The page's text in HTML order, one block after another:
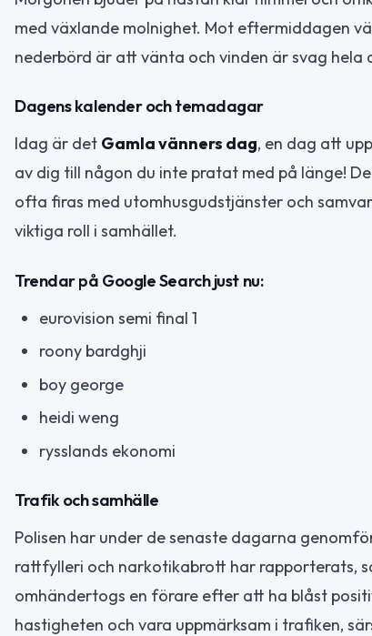
med växlande molnighet. Mot eftermiddagen
nederbörd är att vänta och vinden är svag hela
Dagens kalender och temadagar
Idag är det Gamla vänners dag, en dag att
av dig till någon du inte pratat med på länge!
ofta firas med utomhusgudstjänster och
viktiga roll i samhället.
Trendar på Google Search just nu:
eurovision semi final 1
roony bardghji
boy george
heidi weng
rysslands ekonomi
Trafik och samhälle
Polisen har under de senaste dagarna
rattfylleri och narkotikabrott har rapporterats,
omhändertogs en förare efter att ha blåst
hastigheten och vara uppmärksam i trafiken,